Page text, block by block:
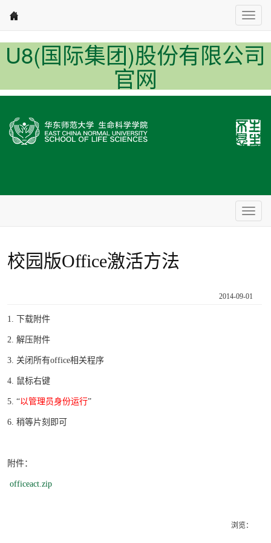
U8(国际集团)股份有限公司
官网
Nav1
Nav2
校园版Office激活方法
2014-09-01
1. 下载附件
2. 解压附件
3. 关闭所有office相关程序
4. 鼠标右键
5. “以管理员身份运行”
6. 稍等片刻即可
附件：
officeact.zip
浏览：